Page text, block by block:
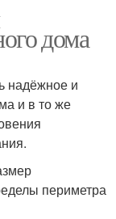
дома
надёжное и
и в то же
периметра